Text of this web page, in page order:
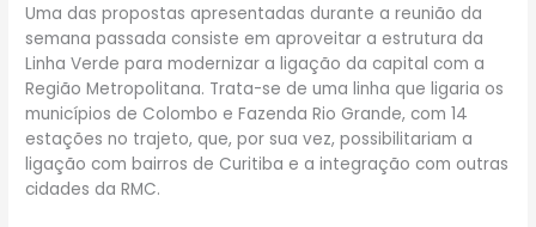
Uma das propostas apresentadas durante a reunião da
semana passada consiste em aproveitar a estrutura da
Linha Verde para modernizar a ligação da capital com a
Região Metropolitana. Trata-se de uma linha que ligaria os
municípios de Colombo e Fazenda Rio Grande, com 14
estações no trajeto, que, por sua vez, possibilitariam a
ligação com bairros de Curitiba e a integração com outras
cidades da RMC.